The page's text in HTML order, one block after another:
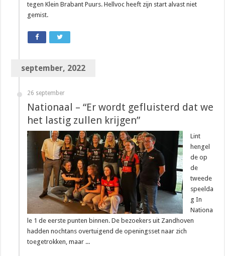
tegen Klein Brabant Puurs. Hellvoc heeft zijn start alvast niet
gemist.
september, 2022
26 september
Nationaal – “Er wordt gefluisterd dat we
het lastig zullen krijgen”
Lint
hengel
de op
de
tweede
speelda
g In
Nationa
le 1 de eerste punten binnen. De bezoekers uit Zandhoven
hadden nochtans overtuigend de openingsset naar zich
toegetrokken, maar ...